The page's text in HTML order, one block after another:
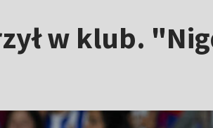
w klub.